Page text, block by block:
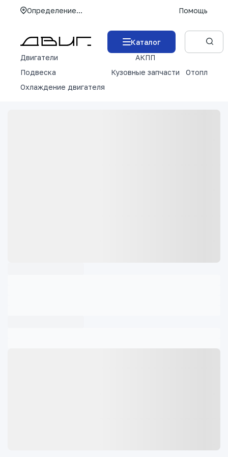
Определение... Помощь
Каталог
Двигатели
АКПП
Подвеска
Кузовные запчасти
Отопление
Охлаждение двигателя